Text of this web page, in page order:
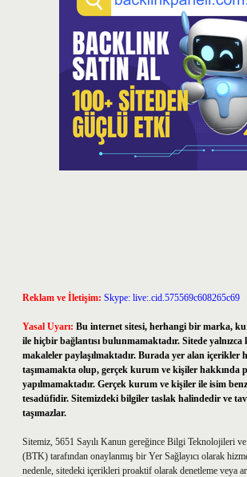
Reklam ve İletişim: Skype: live:.cid.575569c608265c69
Yasal Uyarı: Bu internet sitesi, herhangi bir marka,
ile hiçbir bağlantısı bulunmamaktadır. Sitede yalnızca
makaleler paylaşılmaktadır. Burada yer alan içerikler
taşımamakta olup, gerçek kurum ve kişiler hakkında
yapılmamaktadır. Gerçek kurum ve kişiler ile isim
tesadüfidir. Sitemizdeki bilgiler taslak halindedir ve
taşımazlar.
Sitemiz, 5651 Sayılı Kanun gereğince Bilgi Teknolojileri
(BTK) tarafından onaylanmış bir Yer Sağlayıcı olarak
nedenle, sitedeki içerikleri proaktif olarak denetleme veya